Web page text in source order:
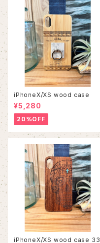
iPhoneX/XS wood case
¥5,280
20%OFF
iPhoneX/XS wood case 33